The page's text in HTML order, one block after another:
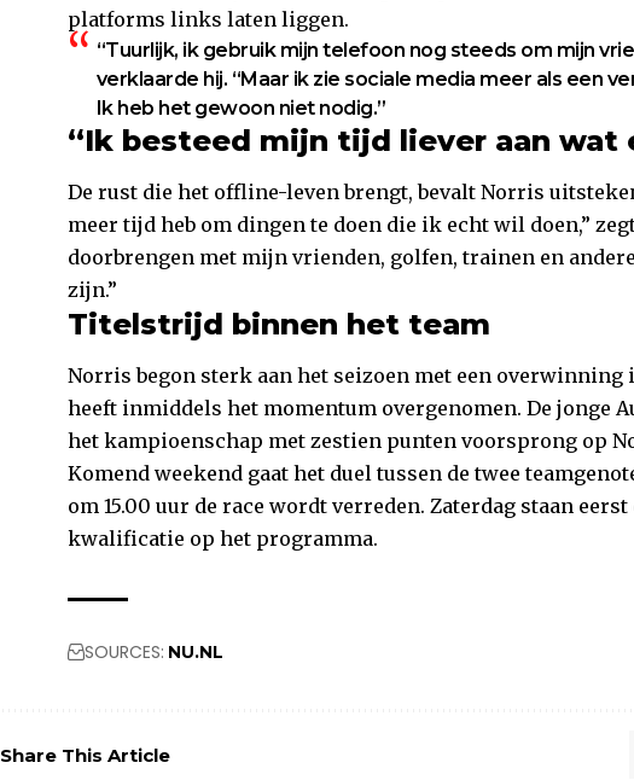
platforms links laten liggen.
“Tuurlijk, ik gebruik mijn telefoon nog steeds om mijn
verklaarde hij. “Maar ik zie sociale media meer als een
Ik heb het gewoon niet nodig.”
“Ik besteed mijn tijd liever aan wat
De rust die het offline-leven brengt, bevalt Norris
meer tijd heb om dingen te doen die ik echt wil doen,”
doorbrengen met mijn vrienden, golfen, trainen en
zijn.”
Titelstrijd binnen het team
Norris begon sterk aan het seizoen met een overwinning
heeft inmiddels het momentum overgenomen. De jonge
het kampioenschap met zestien punten voorsprong op
Komend weekend gaat het duel tussen de twee
om 15.00 uur de race wordt verreden. Zaterdag staan
kwalificatie op het programma.
SOURCES: NU.NL
Share This Article